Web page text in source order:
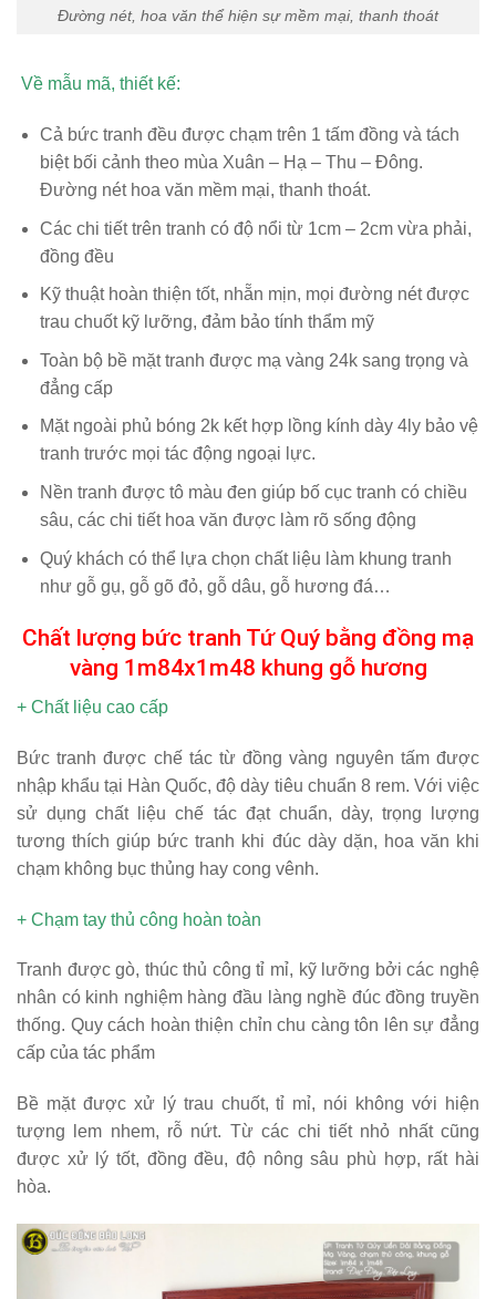
Đường nét, hoa văn thể hiện sự mềm mại, thanh thoát
Về mẫu mã, thiết kế:
Cả bức tranh đều được chạm trên 1 tấm đồng và tách
biệt bối cảnh theo mùa Xuân – Hạ – Thu – Đông.
Đường nét hoa văn mềm mại, thanh thoát.
Các chi tiết trên tranh có độ nổi từ 1cm – 2cm vừa phải,
đồng đều
Kỹ thuật hoàn thiện tốt, nhẵn mịn, mọi đường nét được
trau chuốt kỹ lưỡng, đảm bảo tính thẩm mỹ
Toàn bộ bề mặt tranh được mạ vàng 24k sang trọng và
đẳng cấp
Mặt ngoài phủ bóng 2k kết hợp lồng kính dày 4ly bảo vệ
tranh trước mọi tác động ngoại lực.
Nền tranh được tô màu đen giúp bố cục tranh có chiều
sâu, các chi tiết hoa văn được làm rõ sống động
Quý khách có thể lựa chọn chất liệu làm khung tranh
như gỗ gụ, gỗ gõ đỏ, gỗ dâu, gỗ hương đá…
Chất lượng bức tranh Tứ Quý bằng đồng mạ
vàng 1m84x1m48 khung gỗ hương
+ Chất liệu cao cấp
Bức tranh được chế tác từ đồng vàng nguyên tấm được
nhập khẩu tại Hàn Quốc, độ dày tiêu chuẩn 8 rem. Với việc
sử dụng chất liệu chế tác đạt chuẩn, dày, trọng lượng
tương thích giúp bức tranh khi đúc dày dặn, hoa văn khi
chạm không bục thủng hay cong vênh.
+ Chạm tay thủ công hoàn toàn
Tranh được gò, thúc thủ công tỉ mỉ, kỹ lưỡng bởi các nghệ
nhân có kinh nghiệm hàng đầu làng nghề đúc đồng truyền
thống. Quy cách hoàn thiện chỉn chu càng tôn lên sự đẳng
cấp của tác phẩm
Bề mặt được xử lý trau chuốt, tỉ mỉ, nói không với hiện
tượng lem nhem, rỗ nứt. Từ các chi tiết nhỏ nhất cũng
được xử lý tốt, đồng đều, độ nông sâu phù hợp, rất hài
hòa.